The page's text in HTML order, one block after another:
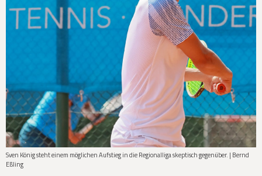
Sven König steht einem möglichen Aufstieg in die Regionalliga skeptisch gegenüber. | Bernd
Eßling